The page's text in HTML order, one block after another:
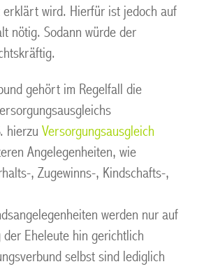
erklärt wird. Hierfür ist jedoch auf
nötig. Sodann würde der
gehört im Regelfall die
hierzu Versorgungsausgleich
Angelegenheiten, wie
, Zugewinns-, Kindschafts-,
werden nur auf
Eheleute hin gerichtlich
selbst sind lediglich